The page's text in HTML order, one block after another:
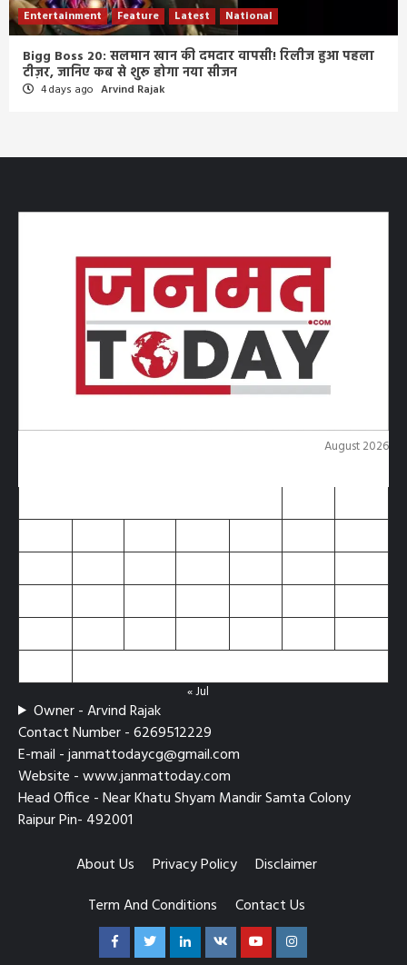
Entertainment Feature Latest National
Bigg Boss 20: सलमान खान की दमदार वापसी! रिलीज हुआ पहला
टीज़र, जानिए कब से शुरू होगा नया सीजन
4 days ago Arvind Rajak
August 2026
« Jul
Owner - Arvind Rajak
Contact Number - 6269512229
E-mail - janmattodaycg@gmail.com
Website - www.janmattoday.com
Head Office - Near Khatu Shyam Mandir Samta Colony
Raipur Pin- 492001
About Us
Privacy Policy
Disclaimer
Term And Conditions
Contact Us
FacebookTwitterLinkedin
VK YoutubeInstagram